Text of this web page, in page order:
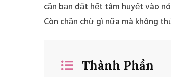
cần bạn đặt hết tâm huyết vào
Còn chần chừ gì nữa mà không
Thành Phần